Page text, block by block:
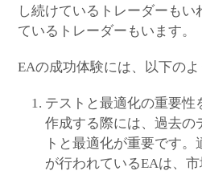
し続けているトレーダーもい
ているトレーダーもいます。
EAの成功体験には、以下のよ
テストと最適化の重要性
作成する際には、過去の
トと最適化が重要です
が行われているEAは、